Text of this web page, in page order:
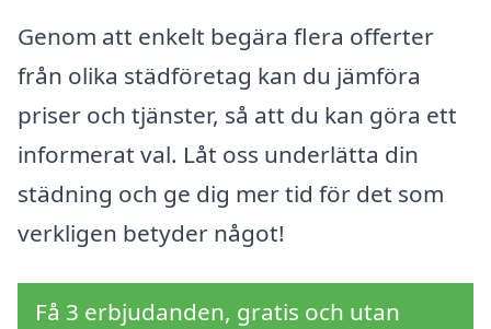
Genom att enkelt begära flera offerter
från olika städföretag kan du jämföra
priser och tjänster, så att du kan göra ett
informerat val. Låt oss underlätta din
städning och ge dig mer tid för det som
verkligen betyder något!
Få 3 erbjudanden, gratis och utan